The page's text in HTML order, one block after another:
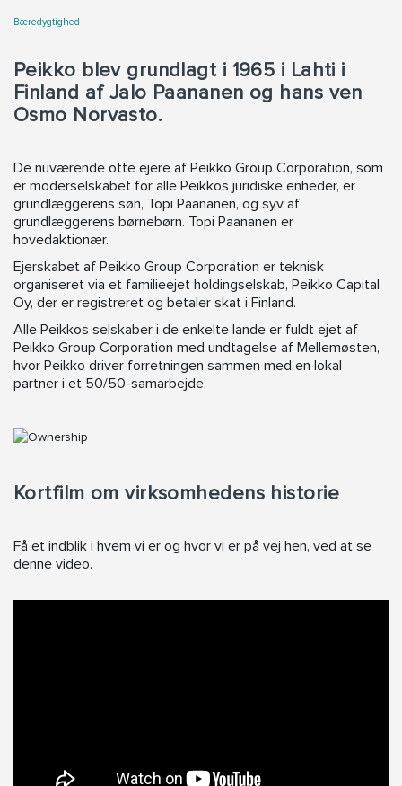
Bæredygtighed
Peikko blev grundlagt i 1965 i Lahti i
Finland af Jalo Paananen og hans ven
Osmo Norvasto.
De nuværende otte ejere af Peikko Group Corporation, som
er moderselskabet for alle Peikkos juridiske enheder, er
grundlæggerens søn, Topi Paananen, og syv af
grundlæggerens børnebørn. Topi Paananen er
hovedaktionær.
Ejerskabet af Peikko Group Corporation er teknisk
organiseret via et familieejet holdingselskab, Peikko Capital
Oy, der er registreret og betaler skat i Finland.
Alle Peikkos selskaber i de enkelte lande er fuldt ejet af
Peikko Group Corporation med undtagelse af Mellemøsten,
hvor Peikko driver forretningen sammen med en lokal
partner i et 50/50-samarbejde.
Kortfilm om virksomhedens historie
Få et indblik i hvem vi er og hvor vi er på vej hen, ved at se
denne video.